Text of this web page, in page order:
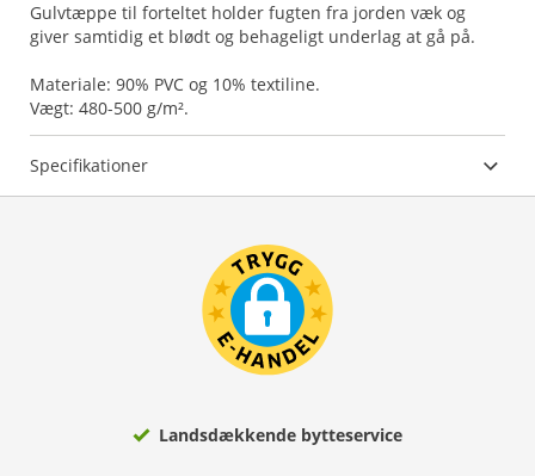
Gulvtæppe til forteltet holder fugten fra jorden væk og
giver samtidig et blødt og behageligt underlag at gå på.
Materiale: 90% PVC og 10% textiline.
Vægt: 480-500 g/m².
Specifikationer
Landsdækkende bytteservice